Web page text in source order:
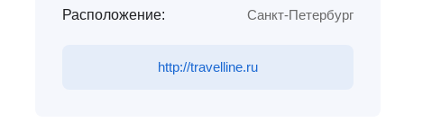
Расположение: Санкт-Петербург
http://travelline.ru